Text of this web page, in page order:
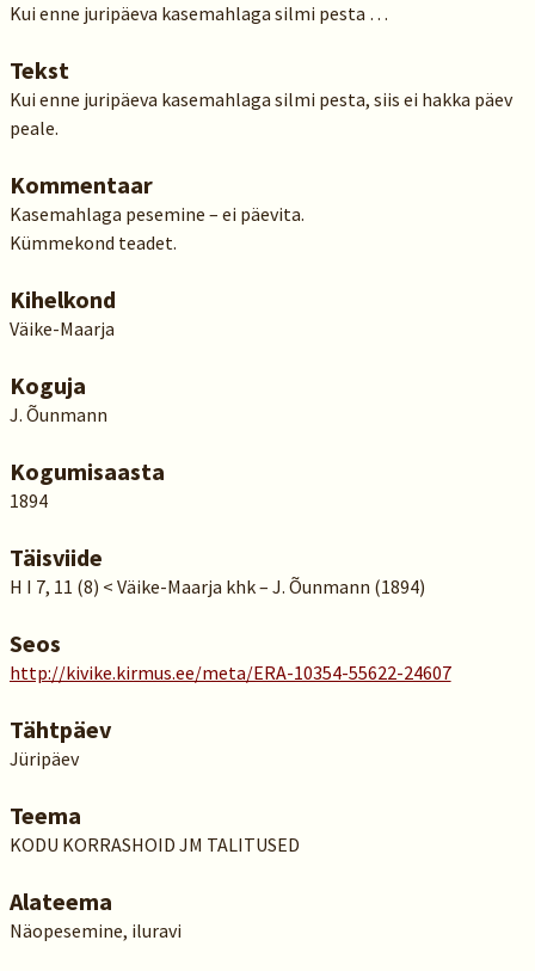
Kui enne juripäeva kasemahlaga silmi pesta …
Tekst
Kui enne juripäeva kasemahlaga silmi pesta, siis ei hakka päev
peale.
Kommentaar
Kasemahlaga pesemine – ei päevita.
Kümmekond teadet.
Kihelkond
Väike-Maarja
Koguja
J. Õunmann
Kogumisaasta
1894
Täisviide
H I 7, 11 (8) < Väike-Maarja khk – J. Õunmann (1894)
Seos
http://kivike.kirmus.ee/meta/ERA-10354-55622-24607
Tähtpäev
Jüripäev
Teema
KODU KORRASHOID JM TALITUSED
Alateema
Näopesemine, iluravi